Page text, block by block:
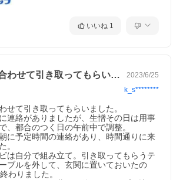
いいね 1
テレビ購入と合わせて引き取ってもらいま… 2023/6/25
k_s********
せて引き取ってもらいました。
連絡がありましたが、生憎その日は用事
、都合のつく日の午前中で調整。
に予定時間の連絡があり、時間通りに来
。
は自分で組み立て。引き取ってもらうテ
ブルを外して、玄関に置いておいたの
わりました。